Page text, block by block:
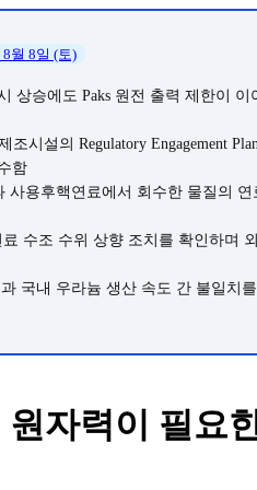
월 8일 (토)
상승에도 Paks 원전 출력 제한이
조시설의 Regulatory Engagement
함
사용후핵연료에서 회수한 물질의
수조 수위 상향 조치를 확인하며
국내 우라늄 생산 속도 간 불일치
자력이 필요